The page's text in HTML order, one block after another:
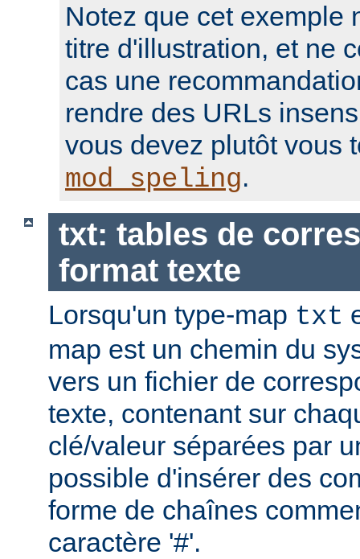
Notez que cet exemple
titre d'illustration, et ne
cas une
rendre des URLs
vous devez plutôt vous
mod_speling.
txt: tables de
format texte
Lorsqu'un type-map txt
map est un chemin du
vers un fichier de
texte, contenant sur
clé/valeur séparées par
possible d'insérer des
forme de chaînes
caractère '#'.